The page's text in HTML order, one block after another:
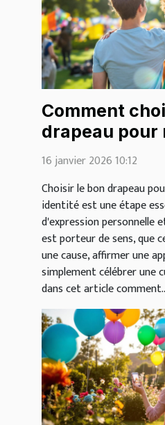
Comment
drapeau pour
votre identité?
16 janvier 2026 10:12
Choisir le bon drapeau
identité est une étape
d'expression personnelle
est porteur de sens, que
une cause, affirmer une
simplement célébrer une
dans cet article